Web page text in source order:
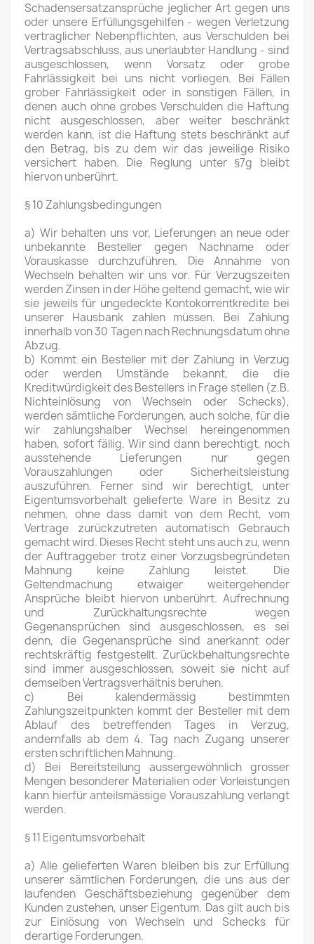
Schadensersatzansprüche jeglicher Art gegen uns
oder unsere Erfüllungsgehilfen - wegen Verletzung
vertraglicher Nebenpflichten, aus Verschulden bei
Vertragsabschluss, aus unerlaubter Handlung - sind
ausgeschlossen, wenn Vorsatz oder grobe
Fahrlässigkeit bei uns nicht vorliegen. Bei Fällen
grober Fahrlässigkeit oder in sonstigen Fällen, in
denen auch ohne grobes Verschulden die Haftung
nicht ausgeschlossen, aber weiter beschränkt
werden kann, ist die Haftung stets beschränkt auf
den Betrag, bis zu dem wir das jeweilige Risiko
versichert haben. Die Reglung unter §7g bleibt
hiervon unberührt.
§ 10 Zahlungsbedingungen
a) Wir behalten uns vor, Lieferungen an neue oder
unbekannte Besteller gegen Nachname oder
Vorauskasse durchzuführen. Die Annahme von
Wechseln behalten wir uns vor. Für Verzugszeiten
werden Zinsen in der Höhe geltend gemacht, wie wir
sie jeweils für ungedeckte Kontokorrentkredite bei
unserer Hausbank zahlen müssen. Bei Zahlung
innerhalb von 30 Tagen nach Rechnungsdatum ohne
Abzug.
b) Kommt ein Besteller mit der Zahlung in Verzug
oder werden Umstände bekannt, die die
Kreditwürdigkeit des Bestellers in Frage stellen (z.B.
Nichteinlösung von Wechseln oder Schecks),
werden sämtliche Forderungen, auch solche, für die
wir zahlungshalber Wechsel hereingenommen
haben, sofort fällig. Wir sind dann berechtigt, noch
ausstehende Lieferungen nur gegen
Vorauszahlungen oder Sicherheitsleistung
auszuführen. Ferner sind wir berechtigt, unter
Eigentumsvorbehalt gelieferte Ware in Besitz zu
nehmen, ohne dass damit von dem Recht, vom
Vertrage zurückzutreten automatisch Gebrauch
gemacht wird. Dieses Recht steht uns auch zu, wenn
der Auftraggeber trotz einer Vorzugsbegründeten
Mahnung keine Zahlung leistet. Die
Geltendmachung etwaiger weitergehender
Ansprüche bleibt hiervon unberührt. Aufrechnung
und Zurückhaltungsrechte wegen
Gegenansprüchen sind ausgeschlossen, es sei
denn, die Gegenansprüche sind anerkannt oder
rechtskräftig festgestellt. Zurückbehaltungsrechte
sind immer ausgeschlossen, soweit sie nicht auf
demselben Vertragsverhältnis beruhen.
c) Bei kalendermässig bestimmten
Zahlungszeitpunkten kommt der Besteller mit dem
Ablauf des betreffenden Tages in Verzug,
andernfalls ab dem 4. Tag nach Zugang unserer
ersten schriftlichen Mahnung.
d) Bei Bereitstellung aussergewöhnlich grosser
Mengen besonderer Materialien oder Vorleistungen
kann hierfür anteilsmässige Vorauszahlung verlangt
werden.
§ 11 Eigentumsvorbehalt
a) Alle gelieferten Waren bleiben bis zur Erfüllung
unserer sämtlichen Forderungen, die uns aus der
laufenden Geschäftsbeziehung gegenüber dem
Kunden zustehen, unser Eigentum. Das gilt auch bis
zur Einlösung von Wechseln und Schecks für
derartige Forderungen.